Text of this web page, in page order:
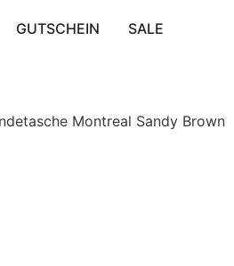
GUTSCHEIN SALE
Montreal Sandy Brown